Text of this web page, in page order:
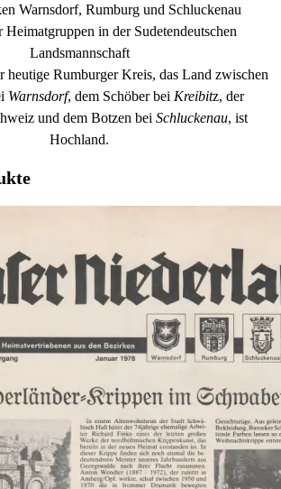
Warnsdorf, Rumburg und Schluckenau
in der Sudetendeutschen
Landsmannschaft
heutige Rumburger Kreis, das Land zwischen
Warnsdorf, dem Schöber bei Kreibitz, der
und dem Botzen bei Schluckenau, ist
Hochland.